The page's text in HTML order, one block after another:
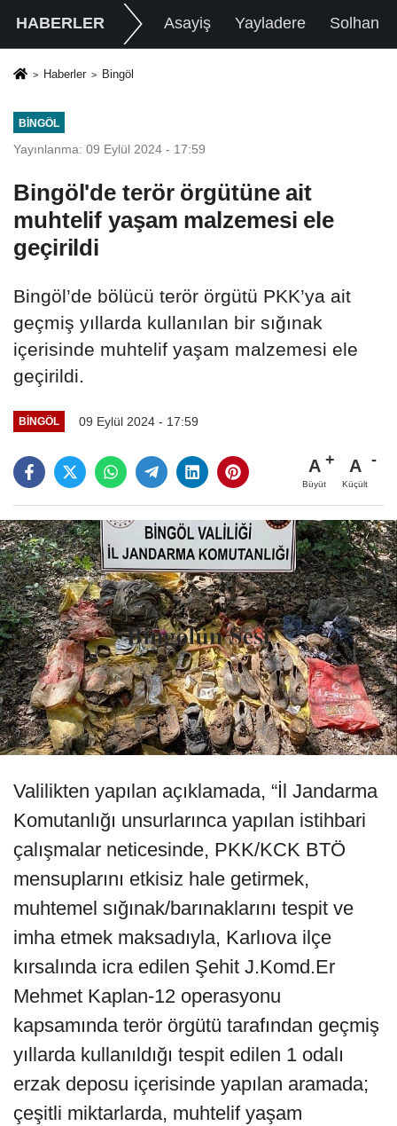
HABERLER Asayiş Yayladere Solhan
Haberler Bingöl
BINGÖL
Yayınlanma: 09 Eylül 2024 - 17:59
Bingöl'de terör örgütüne ait
muhtelif yaşam malzemesi ele
geçirildi
Bingöl’de bölücü terör örgütü PKK’ya ait
geçmiş yıllarda kullanılan bir sığınak
içerisinde muhtelif yaşam malzemesi ele
geçirildi.
BINGÖL 09 Eylül 2024 - 17:59
A
Büyüt
A
Küçült
Valilikten yapılan açıklamada, “İl Jandarma
Komutanlığı unsurlarınca yapılan istihbari
çalışmalar neticesinde, PKK/KCK BTÖ
mensuplarını etkisiz hale getirmek,
muhtemel sığınak/barınaklarını tespit ve
imha etmek maksadıyla, Karlıova ilçe
kırsalında icra edilen Şehit J.Komd.Er
Mehmet Kaplan-12 operasyonu
kapsamında terör örgütü tarafından geçmiş
yıllarda kullanıldığı tespit edilen 1 odalı
erzak deposu içerisinde yapılan aramada;
çeşitli miktarlarda, muhtelif yaşam